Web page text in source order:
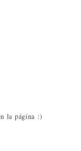
la página :)